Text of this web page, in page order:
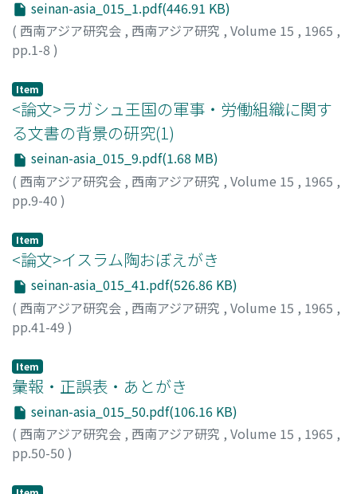
seinan-asia_015_1.pdf(446.91 KB)
( 西南アジア研究会 , 西南アジア研究 , Volume 15 , 1965 ,
pp.1-8 )
Item
<論文>ラガシュ王国の軍事・労働組織に関す
る文書の背景の研究(1)
seinan-asia_015_9.pdf(1.68 MB)
( 西南アジア研究会 , 西南アジア研究 , Volume 15 , 1965 ,
pp.9-40 )
Item
<論文>イスラム陶おぼえがき
seinan-asia_015_41.pdf(526.86 KB)
( 西南アジア研究会 , 西南アジア研究 , Volume 15 , 1965 ,
pp.41-49 )
Item
彙報・正誤表・あとがき
seinan-asia_015_50.pdf(106.16 KB)
( 西南アジア研究会 , 西南アジア研究 , Volume 15 , 1965 ,
pp.50-50 )